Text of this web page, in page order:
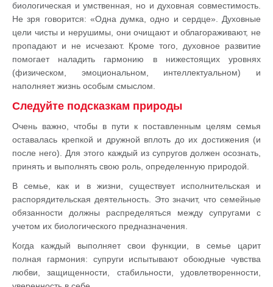
биологическая и умственная, но и духовная совместимость.
Не зря говорится: «Одна думка, одно и сердце». Духовные
цели чисты и нерушимы, они очищают и облагораживают, не
пропадают и не исчезают. Кроме того, духовное развитие
помогает наладить гармонию в нижестоящих уровнях
(физическом, эмоциональном, интеллектуальном) и
наполняет жизнь особым смыслом.
Следуйте подсказкам природы
Очень важно, чтобы в пути к поставленным целям семья
оставалась крепкой и дружной вплоть до их достижения (и
после него). Для этого каждый из супругов должен осознать,
принять и выполнять свою роль, определенную природой.
В семье, как и в жизни, существует исполнительская и
распорядительская деятельность. Это значит, что семейные
обязанности должны распределяться между супругами с
учетом их биологического предназначения.
Когда каждый выполняет свои функции, в семье царит
полная гармония: супруги испытывают обоюдные чувства
любви, защищенности, стабильности, удовлетворенности,